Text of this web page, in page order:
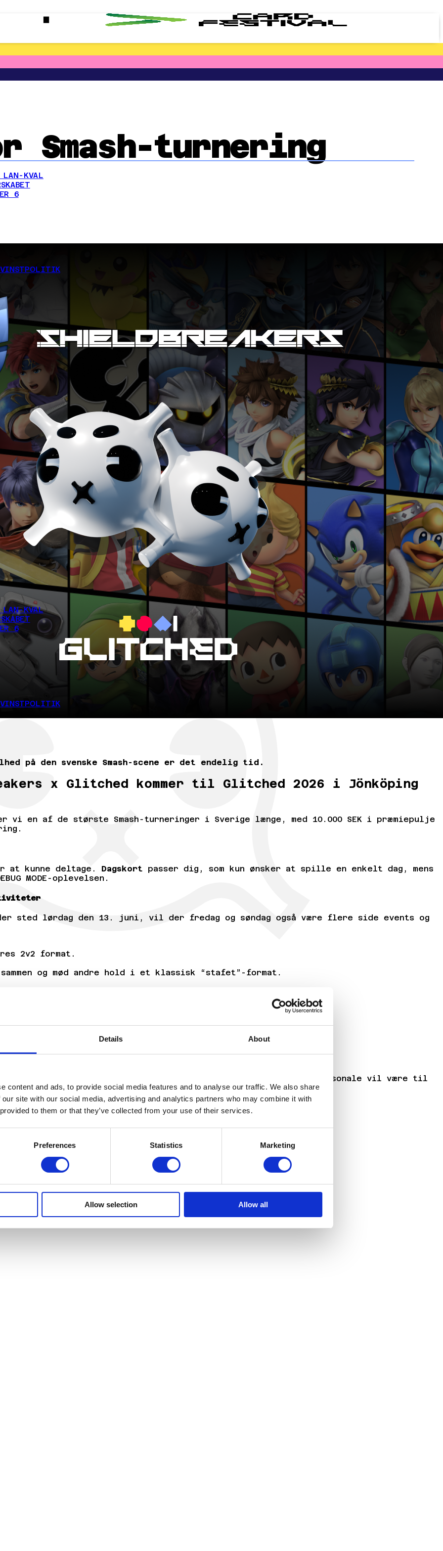
Details About
content and ads, to provide social media features and to analyse our traffic. We also share
site with our social media, advertising and analytics partners who may combine it with
to them or that they’ve collected from your use of their services.
Preferences Statistics Marketing
Allow selection Allow all
LAN-KVAL
6
LAN-KVAL
6
Smash-turnering
på den svenske Smash-scene er det endelig tid.
x Glitched kommer til Glitched 2026 i Jönköping
vi en af de største Smash-turneringer i Sverige længe, med 10.000 SEK i præmiepulje
at kunne deltage. Dagskort passer dig, som kun ønsker at spille en enkelt dag, mens
MODE-oplevelsen.
sted lørdag den 13. juni, vil der fredag og søndag også være flere side events og
2v2 format.
og mød andre hold i et klassisk “stafet”-format.
format, der udfordrer spillernes bredde og variation.
hvor alle genstande, baner og forhindringer er aktiveret.
spil og opvarmning vil også være åben under hele festivalen.
Intet problem. Controllere vil være tilgængelige til udlån, og personale vil være til
spillere, forhøjes præmiepuljen til 15.000 SEK!